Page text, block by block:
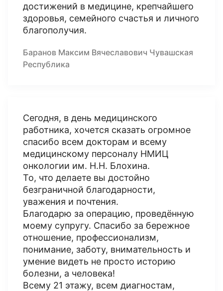
достижений в медицине, крепчайшего
здоровья, семейного счастья и личного
благополучия.
Баранов Максим Вячеславович Чувашская
Республика
Сегодня, в день медицинского
работника, хочется сказать огромное
спасибо всем докторам и всему
медицинскому персоналу НМИЦ
онкологии им. Н.Н. Блохина.
То, что делаете вы достойно
безграничной благодарности,
уважения и почтения.
Благодарю за операцию, проведённую
моему супругу. Спасибо за бережное
отношение, профессионализм,
понимание, заботу, внимательность и
умение видеть не просто историю
болезни, а человека!
Всему 21 этажу, всем диагностам,